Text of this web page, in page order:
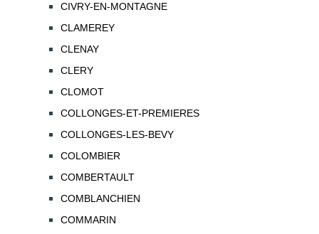
CIVRY-EN-MONTAGNE
CLAMEREY
CLENAY
CLERY
CLOMOT
COLLONGES-ET-PREMIERES
COLLONGES-LES-BEVY
COLOMBIER
COMBERTAULT
COMBLANCHIEN
COMMARIN